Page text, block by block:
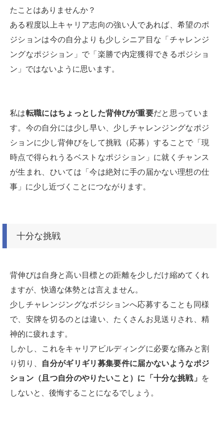
たことはありませんか？
ある程度以上キャリア志向の強い人であれば、希望のポ
ジションは今の自分よりも少しシニア目な「チャレンジ
ングなポジション」で「楽勝で内定獲得できるポジショ
ン」ではないように思います。
私は転職にはちょっとした背伸びが重要だと思っていま
す。今の自分には少し早い、少しチャレンジングなポジ
ションに少し背伸びをして挑戦（応募）することで「現
時点で得られうるベストなポジション」に就くチャンス
が生まれ、ひいては「今は絶対に手の届かない理想の仕
事」に少し近づくことにつながります。
十分な挑戦
背伸びは自身と高い目標との距離を少しだけ縮めてくれ
ますが、快適な体勢とは言えません。
少しチャレンジングなポジションへ応募することも同様
で、安牌を切るのとは違い、たくさんお見送りされ、精
神的に疲れます。
しかし、これをキャリアビルディングに必要な痛みと割
り切り、 自分がギリギリ募集要件に届かないようなポジ
ション（且つ自分のやりたいこと）に「十分な挑戦」
を
しないと、後悔することになるでしょう。